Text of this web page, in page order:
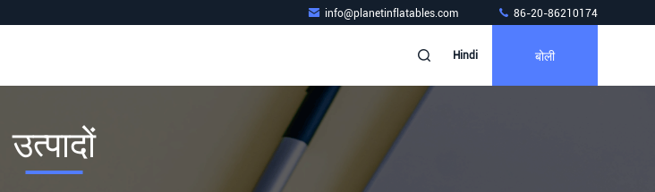
info@planetinflatables.com 86-20-86210174
Hindi बोली
उत्पादों